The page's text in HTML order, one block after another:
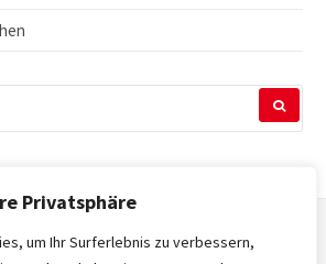
Privatsphäre
um Ihr Surferlebnis zu verbessern,